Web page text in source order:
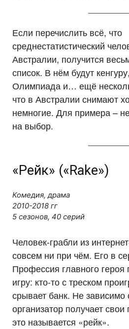
Если перечислить всё, что
среднестатистический
Австралии, получится
список. В нём будут
Олимпиада и… ещё
что в Австралии снимают
немногие. Для примера –
на выбор.
«Рейк» («Rake»)
Комедия, драма
2010-2018 гг
5 сезонов, 40 серий
Человек-грабли из
совсем ни при чём. Его в
Профессия главного
игру: кто-то с треском
срывает банк. Не зависимо
организатор получает
это называется «рейк».